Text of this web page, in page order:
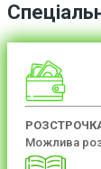
Можлива